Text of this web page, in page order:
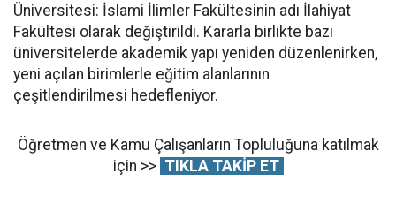
Üniversitesi: İslami İlimler Fakültesinin adı İlahiyat
Fakültesi olarak değiştirildi. Kararla birlikte bazı
üniversitelerde akademik yapı yeniden düzenlenirken,
yeni açılan birimlerle eğitim alanlarının
çeşitlendirilmesi hedefleniyor.
Öğretmen ve Kamu Çalışanların Topluluğuna katılmak
için >> TIKLA TAKİP ET